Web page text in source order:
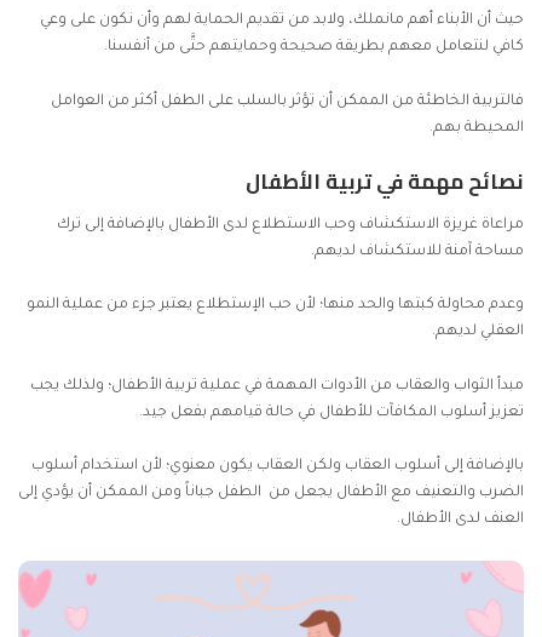
حيث أن الأبناء أهم مانملك، ولابد من تقديم الحماية لهم وأن نكون على وعي
كافي لنتعامل معهم بطريقة صحيحة وحمايتهم حتَّى من أنفسنا.
فالتربية الخاطئة من الممكن أن تؤثر بالسلب على الطفل أكثر من العوامل
المحيطة بهم.
نصائح مهمة في تربية الأطفال
مراعاة غريزة الاستكشاف وحب الاستطلاع لدى الأطفال بالإضافة إلى ترك
مساحة آمنة للاستكشاف لديهم.
وعدم محاولة كبتها والحد منها؛ لأن حب الإستطلاع يعتبر جزء من عملية النمو
العقلي لديهم.
مبدأ الثواب والعقاب من الأدوات المهمة في عملية تربية الأطفال؛ ولذلك يجب
تعزيز أسلوب المكافآت للأطفال في حالة قيامهم بفعل جيد.
بالإضافة إلى أسلوب العقاب ولكن العقاب يكون معنوي؛ لأن استخدام أسلوب
الضرب والتعنيف مع الأطفال يجعل من الطفل جباناً ومن الممكن أن يؤدي إلى
العنف لدى الأطفال.